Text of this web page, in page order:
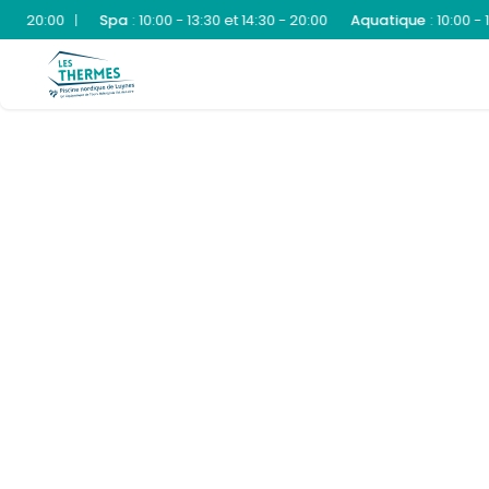
- 20:00 | Spa:10:00 - 13:30 et 14:30 - 20:00 Aquatique:10:00 -